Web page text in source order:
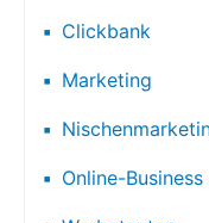
Clickbank
Marketing
Online-Business